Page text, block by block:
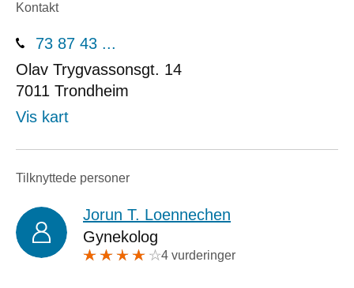
Kontakt
73 87 43 ...
Olav Trygvassonsgt. 14
7011 Trondheim
Vis kart
Tilknyttede personer
Jorun T. Loennechen
Gynekolog
4 vurderinger